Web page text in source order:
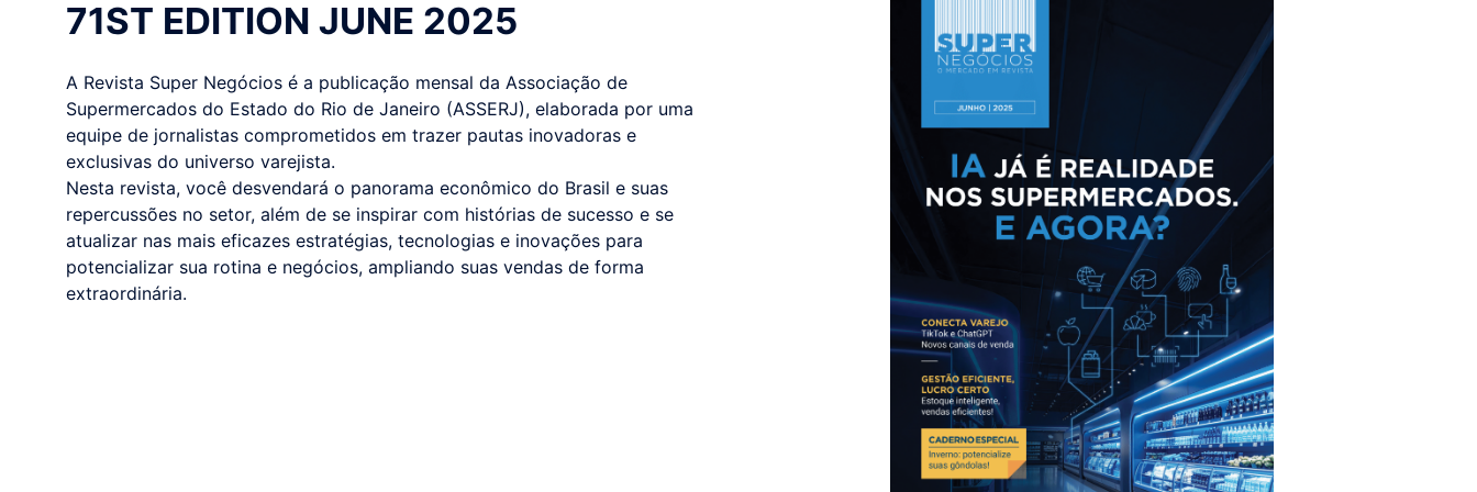
71ST EDITION JUNE 2025
A Revista Super Negócios é a publicação mensal da Associação de
Supermercados do Estado do Rio de Janeiro (ASSERJ), elaborada por uma
equipe de jornalistas comprometidos em trazer pautas inovadoras e
exclusivas do universo varejista.
Nesta revista, você desvendará o panorama econômico do Brasil e suas
repercussões no setor, além de se inspirar com histórias de sucesso e se
atualizar nas mais eficazes estratégias, tecnologias e inovações para
potencializar sua rotina e negócios, ampliando suas vendas de forma
extraordinária.